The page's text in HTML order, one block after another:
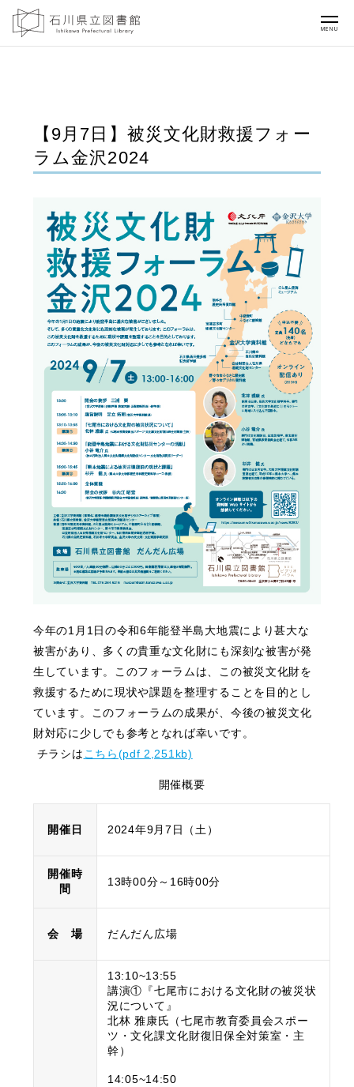
MENU
【9月7日】被災文化財救援フォー
ラム金沢2024
今年の1月1日の令和6年能登半島大地震により甚大な
被害があり、多くの貴重な文化財にも深刻な被害が発
生しています。このフォーラムは、この被災文化財を
救援するために現状や課題を整理することを目的とし
ています。このフォーラムの成果が、今後の被災文化
財対応に少しでも参考となれば幸いです。
チラシは こちら(pdf 2,251kb)
開催概要
開催日 2024年9月7日（土）
開催時
間
13時00分～16時00分
会 場 だんだん広場
13:10~13:55
講演①『七尾市における文化財の被災状
況について』
北林 雅康氏（七尾市教育委員会スポー
ツ・文化課文化財復旧保全対策室・主
幹）
14:05~14:50